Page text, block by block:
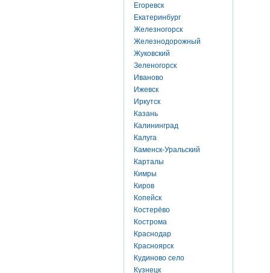
Егоревск
Екатеринбург
Железногорск
Железнодорожный
Жуковский
Зеленогорск
Иваново
Ижевск
Иркутск
Казань
Калининград
Калуга
Каменск-Уральский
Карталы
Кимры
Киров
Копейск
Костерёво
Кострома
Краснодар
Красноярск
Кудиново село
Кузнецк